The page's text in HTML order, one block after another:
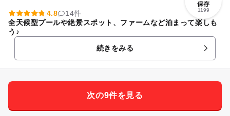
保存
1199
4.8
14件
全天候型プールや絶景スポット、ファームなど泊まって楽しも
う♪
続きをみる
次の9件を見る